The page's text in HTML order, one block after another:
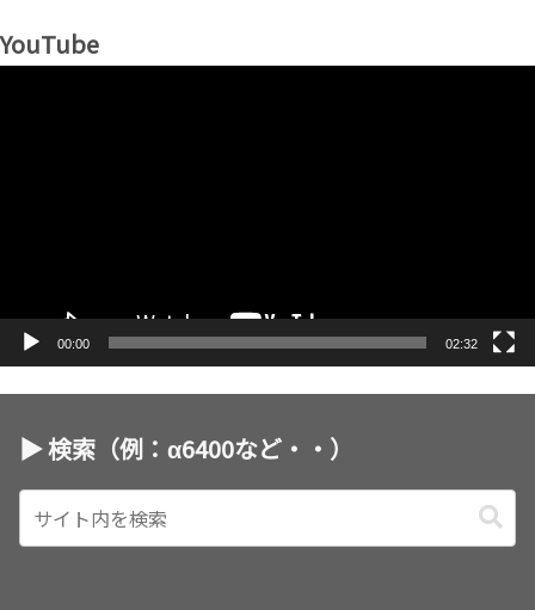
YouTube
00:00 02:32
▶︎ 検索（例：α6400など・・）